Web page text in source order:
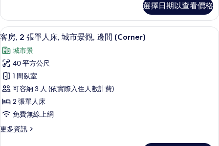
市
景
觀
的
所
有
相
片
2
張
單
床,
城
市
景
觀
的
詳
情
選擇日期以查看價格
顯
示
客
房,
2
張
單
人
床,
高級寢具、舒適加層、迷你吧、客房
6
客房, 2 張單人床, 城市景觀, 邊間 (Corner)
城市景
40 平方公尺
1 間臥室
可容納 3 人 (依實際入住人數計費)
2 張單人床
免費無線上網
更多資訊
更